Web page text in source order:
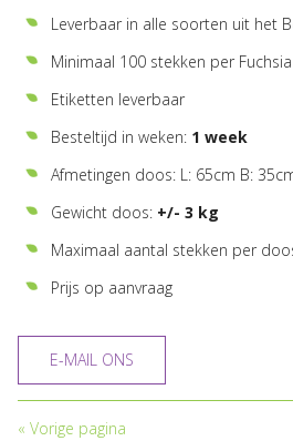
Leverbaar in alle soorten uit het
Minimaal 100 stekken per
Etiketten leverbaar
Besteltijd in weken: 1 week
Afmetingen doos: L: 65cm B:
Gewicht doos: +/- 3 kg
Maximaal aantal stekken per
Prijs op aanvraag
E-MAIL ONS
« Vorige pagina